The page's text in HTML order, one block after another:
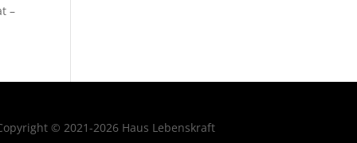
–
© 2021-2026 Haus Lebenskraft